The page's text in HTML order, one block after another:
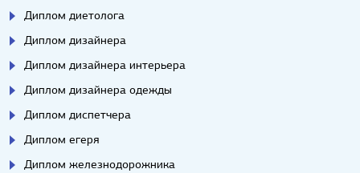
Диплом диетолога
Диплом дизайнера
Диплом дизайнера интерьера
Диплом дизайнера одежды
Диплом диспетчера
Диплом егеря
Диплом железнодорожника